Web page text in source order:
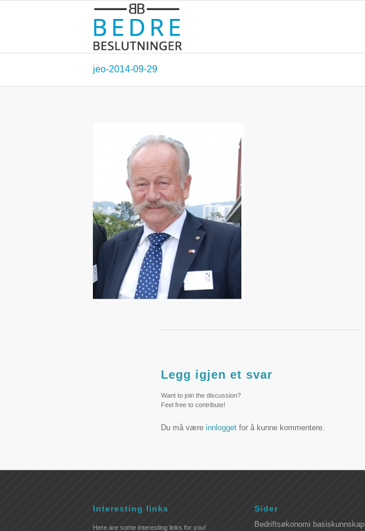
jeo-2014-09-29
Legg igjen et svar
Want to join the discussion?
Feel free to contribute!
Du må være innlogget for å kunne kommentere.
Interesting links
Here are some interesting links for you!
Sider
Bedriftsøkonomi basiskunnskap